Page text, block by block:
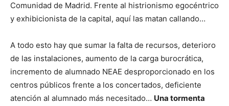
Comunidad de Madrid. Frente al histrionismo egocéntrico
y exhibicionista de la capital, aquí las matan callando…
A todo esto hay que sumar la falta de recursos, deterioro
de las instalaciones, aumento de la carga burocrática,
incremento de alumnado NEAE desproporcionado en los
centros públicos frente a los concertados, deficiente
atención al alumnado más necesitado… Una tormenta